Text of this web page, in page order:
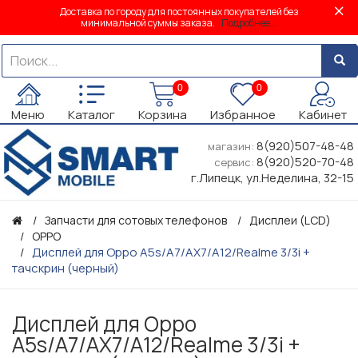
Доставка по городу для постоянных покупателей без
минимальной суммы заказа. Подробнее...
Меню Каталог
0
Корзина
0
Избранное Кабинет
магазин: 8(920)507-48-48
сервис: 8(920)520-70-48
г.Липецк, ул.Неделина, 32-15
Запчасти для сотовых телефонов
Дисплеи (LCD)
OPPO
Дисплей для Oppo A5s/A7/AX7/A12/Realme 3/3i +
тачскрин (черный)
Дисплей для Oppo
A5s/A7/AX7/A12/Realme 3/3i +